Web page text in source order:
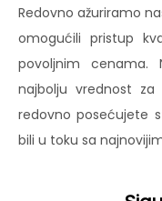
Redovno ažuriramo
omogućili pristup
povoljnim
najbolju vrednost
redovno posećujete
bili u toku sa